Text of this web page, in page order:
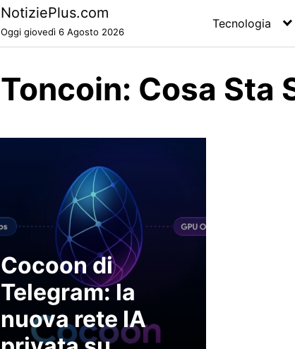
NotiziePlus.com
Oggi giovedì 6 Agosto 2026
Tecnologia
Toncoin: Cosa Sta
Cocoon di
Telegram: la
nuova rete IA